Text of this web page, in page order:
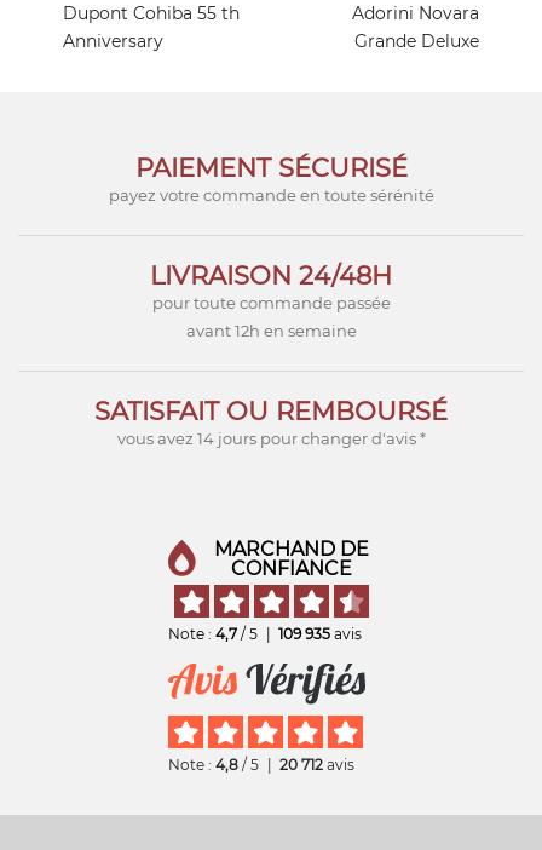
Dupont Cohiba 55 th
Anniversary
Adorini Novara
Grande Deluxe
PAIEMENT SÉCURISÉ
payez votre commande en toute sérénité
LIVRAISON 24/48H
pour toute commande passée
avant 12h en semaine
SATISFAIT OU REMBOURSÉ
vous avez 14 jours pour changer d'avis *
MARCHAND DE
CONFIANCE
Note : 4,7 / 5 109 935 avis
Note : 4,8 / 5 20 712 avis